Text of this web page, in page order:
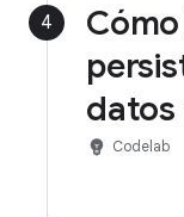
4
datos
emoji_objects Codelab